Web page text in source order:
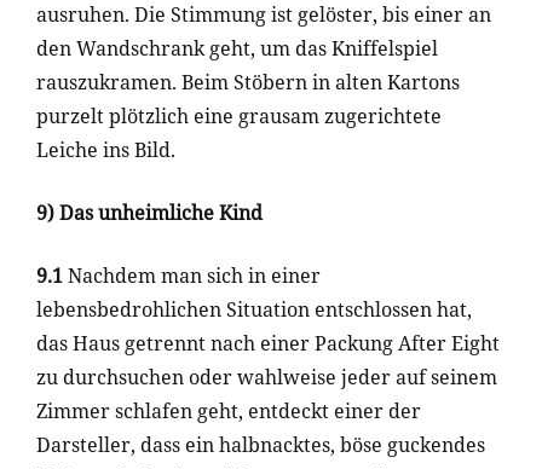
ausruhen. Die Stimmung ist gelöster, bis einer an
den Wandschrank geht, um das Kniffelspiel
rauszukramen. Beim Stöbern in alten Kartons
purzelt plötzlich eine grausam zugerichtete
Leiche ins Bild.
9) Das unheimliche Kind
9.1Nachdem man sich in einer
lebensbedrohlichen Situation entschlossen hat,
das Haus getrennt nach einer Packung After Eight
zu durchsuchen oder wahlweise jeder auf seinem
Zimmer schlafen geht, entdeckt einer der
Darsteller, dass ein halbnacktes, böse guckendes